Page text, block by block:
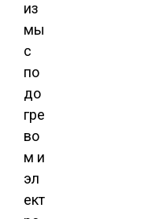
из
мы
с
по
до
гре
во
м и
эл
ект